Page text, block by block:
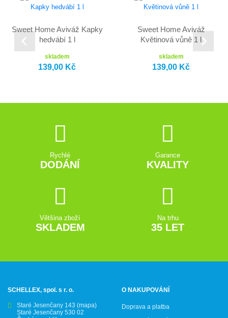
Sweet Home Aviváž Kapky
hedvábí 1 l
skladem
139,00 Kč
Sweet Home Aviváž
Květinová vůně 1 l
skladem
139,00 Kč
Rychlé
DODÁNÍ
Garance
KVALITY
Většina zboží
SKLADEM
Na trhu
35 LET
SCHELLEX, spol. s r. o.
Staré Jesenčany 143 (mapa)
Staré Jesenčany 530 02
O NAKUPOVÁNÍ
Doprava a platba